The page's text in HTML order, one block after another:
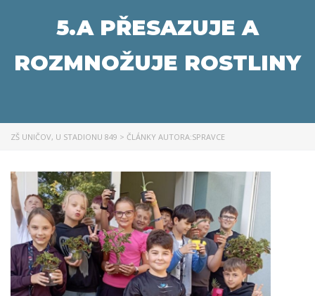
5.A PŘESAZUJE A
ROZMNOŽUJE ROSTLINY
ZŠ UNIČOV, U STADIONU 849 > ČLÁNKY AUTORA:SPRAVCE